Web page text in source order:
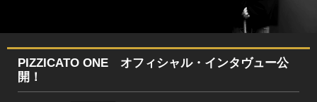
PIZZICATO ONE オフィシャル・インタヴュー公
開！